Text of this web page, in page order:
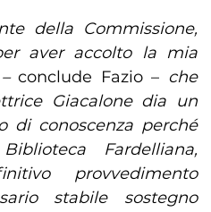
della Commissione,
aver accolto la mia
conclude Fazio – che
Giacalone dia un
di conoscenza perché
Fardelliana,
provvedimento
stabile sostegno